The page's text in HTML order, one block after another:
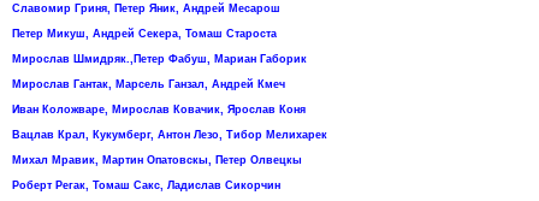
Славомир Гриня, Петер Яник, Андрей Месарош
Петер Микуш, Андрей Секера, Томаш Староста
Мирослав Шмидряк.,Петер Фабуш, Мариан Габорик
Мирослав Гантак, Марсель Ганзал, Андрей Кмеч
Иван Коложваре, Мирослав Ковачик, Ярослав Коня
Вацлав Крал, Кукумберг, Антон Лезо, Тибор Мелихарек
Михал Мравик, Мартин Опатовскы, ​​Петер Олвецкы
Роберт Регак, Томаш Сакс, Ладислав Сикорчин